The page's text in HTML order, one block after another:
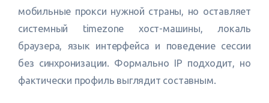
мобильные прокси нужной страны, но оставляет
системный timezone хост-машины, локаль
браузера, язык интерфейса и поведение сессии
без синхронизации. Формально IP подходит, но
фактически профиль выглядит составным.